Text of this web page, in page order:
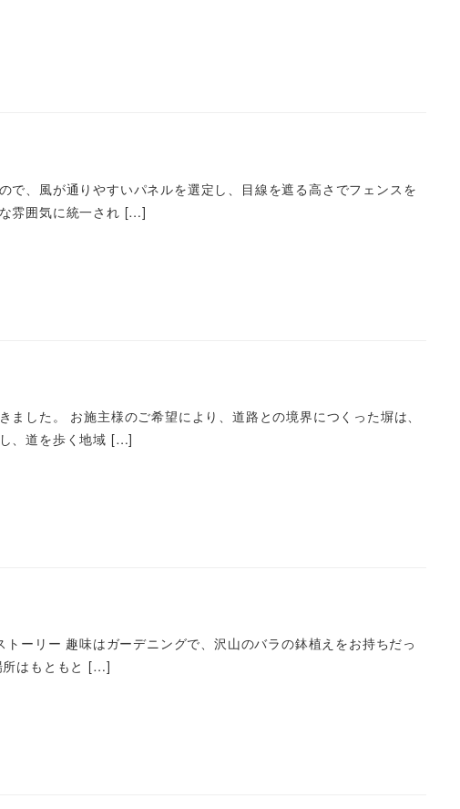
で、風が通りやすいパネルを選定し、目線を遮る高さでフェンスを
雰囲気に統一され […]
した。 お施主様のご希望により、道路との境界につくった塀は、
、道を歩く地域 […]
ーリー 趣味はガーデニングで、沢山のバラの鉢植えをお持ちだっ
所はもともと […]